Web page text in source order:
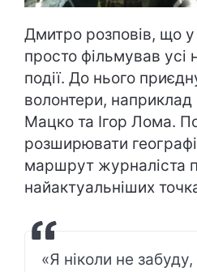
Дмитро розповів, що у
просто фільмував усі
події. До нього
волонтери,
Мацко та Ігор Лома.
розширювати
маршрут журналіста
найактуальніших
«Я ніколи не